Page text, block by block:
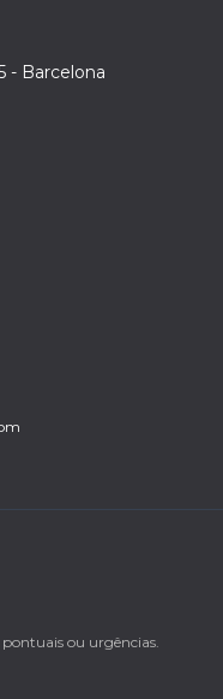
- Barcelona
ou urgências.